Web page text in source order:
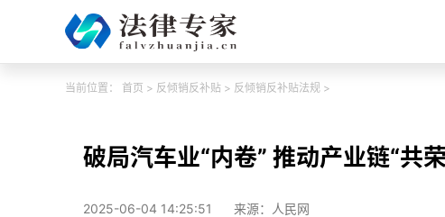
当前位置： 首页 > 反倾销反补贴 > 反倾销反补贴法规 >
破局汽车业“内卷” 推动产业链“共
2025-06-04 14:25:51 来源：人民网